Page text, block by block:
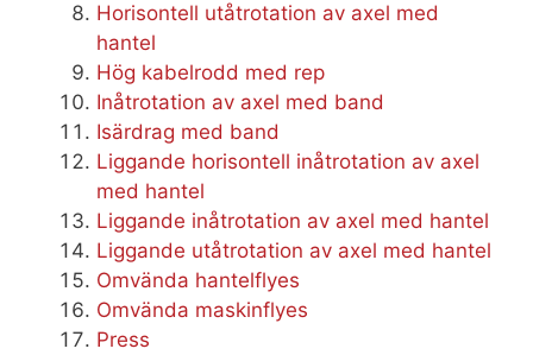
Horisontell utåtrotation av axel med
hantel
Hög kabelrodd med rep
Inåtrotation av axel med band
Isärdrag med band
Liggande horisontell inåtrotation av axel
med hantel
Liggande inåtrotation av axel med hantel
Liggande utåtrotation av axel med hantel
Omvända hantelflyes
Omvända maskinflyes
Press